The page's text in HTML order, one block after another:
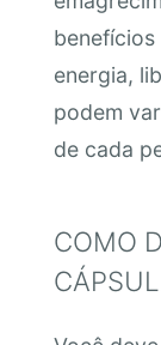
energia,
podem
de cada
COMO